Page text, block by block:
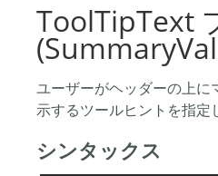
ToolTipText
ユーザーがヘッダーの上
示するツールヒントを指定
シンタックス